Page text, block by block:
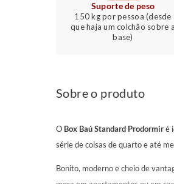
Suporte de peso
150 kg por pessoa (desde
que haja um colchão sobre a
base)
Sobre o produto
O Box Baú Standard Prodormiré
série de coisas de quarto e até
Bonito, moderno e cheio de